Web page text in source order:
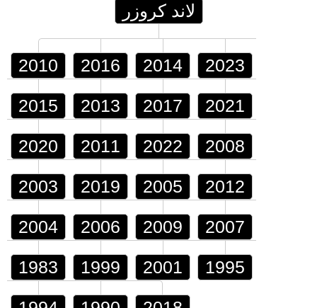
لاند كروزر
2010 2016 2014 2023
2015 2013 2017 2021
2020 2011 2022 2008
2003 2019 2005 2012
2004 2006 2009 2007
1983 1999 2001 1995